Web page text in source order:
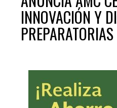
INNOVACIÓN Y
PREPARATORIAS